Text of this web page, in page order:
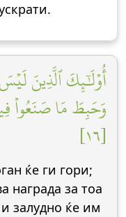
أُوْلَٰٓئِكَ ٱلَّذِينَ لَيۡسَ
وَحَبِطَ مَا صَنَعُواْ
[١٦]
ќе ги гори;
награда за тоа
залудно ќе им